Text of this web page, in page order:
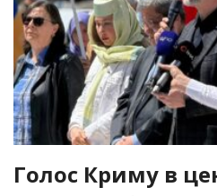
Голос Криму в